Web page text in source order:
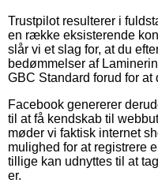
Trustpilot resulterer i
en række eksisterende
slår vi et slag for, at du
bedømmelser af
GBC Standard forud for at
Facebook genererer
til at få kendskab til
møder vi faktisk internet
mulighed for at registrere
tillige kan udnyttes til at
er.